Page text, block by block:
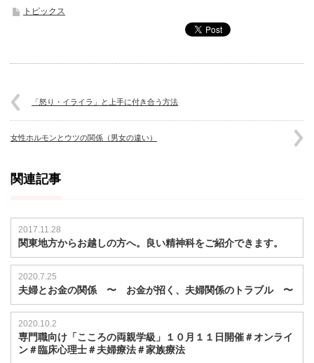
トピックス
「怒り・イライラ」と上手に付き合う方法
女性ホルモンとウツの関係（男女の違い）
関連記事
2017.11.28
関東地方からお越しの方へ。良い精神科をご紹介できます。
2020.7.25
夫婦とお金の関係 〜 お金が招く、夫婦関係のトラブル 〜
2020.10.2
専門職向け「こころの両親学級」１０月１１日開催＃オンライ
ン＃臨床心理士＃夫婦療法＃家族療法